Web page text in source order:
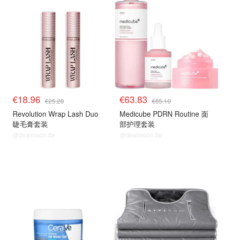
€18.96 €25.28
Revolution Wrap Lash Duo
睫毛膏套装
@dealmoon.de
€63.83 €85.10
Medicube PDRN Routine 面
部护理套装
@dealmoon.de